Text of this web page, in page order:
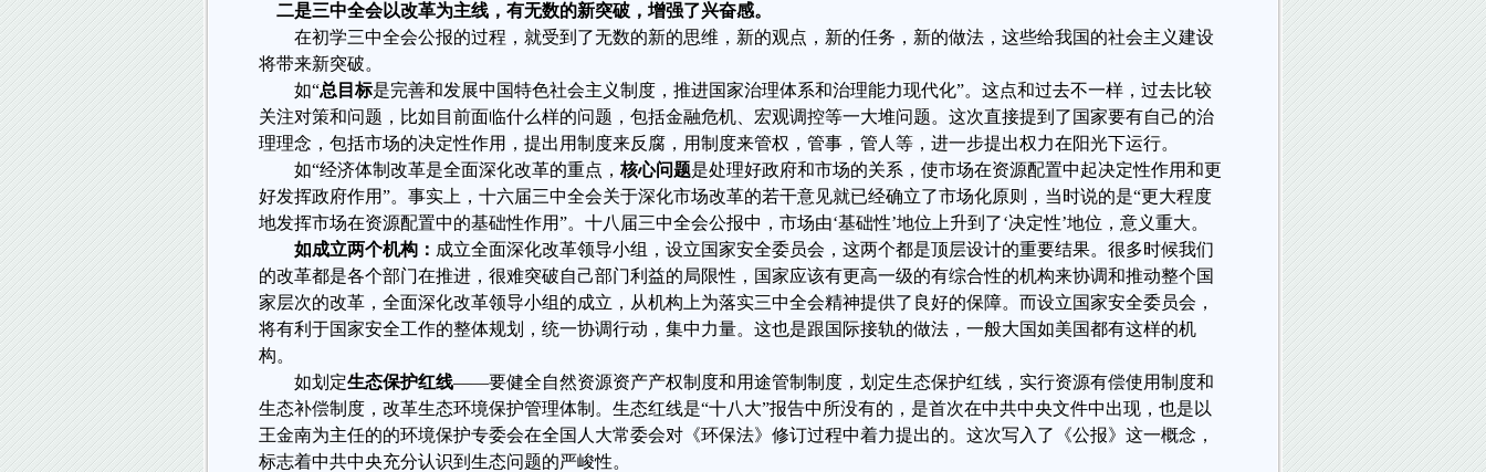
二是三中全会以改革为主线，有无数的新突破，增强了兴奋感。
在初学三中全会公报的过程，就受到了无数的新的思维，新的观点，新的任务，新的做法，这些给我国的社会主义建设
将带来新突破。
如“总目标是完善和发展中国特色社会主义制度，推进国家治理体系和治理能力现代化”。这点和过去不一样，过去比较
关注对策和问题，比如目前面临什么样的问题，包括金融危机、宏观调控等一大堆问题。这次直接提到了国家要有自己的治
理理念，包括市场的决定性作用，提出用制度来反腐，用制度来管权，管事，管人等，进一步提出权力在阳光下运行。
如“经济体制改革是全面深化改革的重点， 核心问题是处理好政府和市场的关系，使市场在资源配置中起决定性作用和更
好发挥政府作用”。事实上，十六届三中全会关于深化市场改革的若干意见就已经确立了市场化原则，当时说的是“更大程度
地发挥市场在资源配置中的基础性作用”。十八届三中全会公报中，市场由‘基础性’地位上升到了‘决定性’地位，意义重大。
如成立两个机构： 成立全面深化改革领导小组，设立国家安全委员会，这两个都是顶层设计的重要结果。很多时候我们
的改革都是各个部门在推进，很难突破自己部门利益的局限性，国家应该有更高一级的有综合性的机构来协调和推动整个国
家层次的改革，全面深化改革领导小组的成立，从机构上为落实三中全会精神提供了良好的保障。而设立国家安全委员会，
将有利于国家安全工作的整体规划，统一协调行动，集中力量。这也是跟国际接轨的做法，一般大国如美国都有这样的机
构。
如划定生态保护红线——要健全自然资源资产产权制度和用途管制制度，划定生态保护红线，实行资源有偿使用制度和
生态补偿制度，改革生态环境保护管理体制。生态红线是“十八大”报告中所没有的，是首次在中共中央文件中出现，也是以
王金南为主任的的环境保护专委会在全国人大常委会对《环保法》修订过程中着力提出的。这次写入了《公报》这一概念，
标志着中共中央充分认识到生态问题的严峻性。